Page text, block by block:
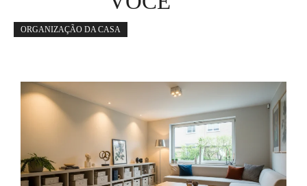
ORGANIZAÇÃO DA CASA